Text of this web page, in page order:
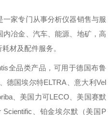
家专门从事分析仪器销售与服
冶金、汽车、能源、地矿，高
材及配件服务。
全品类产品，可用于德国布鲁
德国埃尔特ELTRA、意大利Vel
、美国力可LECO、美国赛默
Scientific、铂金埃尔默（美国P